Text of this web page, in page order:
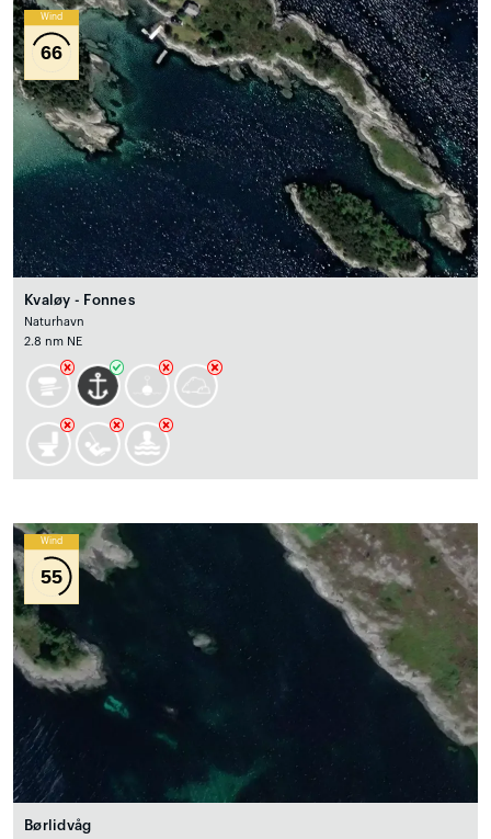
Wind
66
Kvaløy - Fonnes
Naturhavn
2.8 nm NE
Wind
55
Børlidvåg